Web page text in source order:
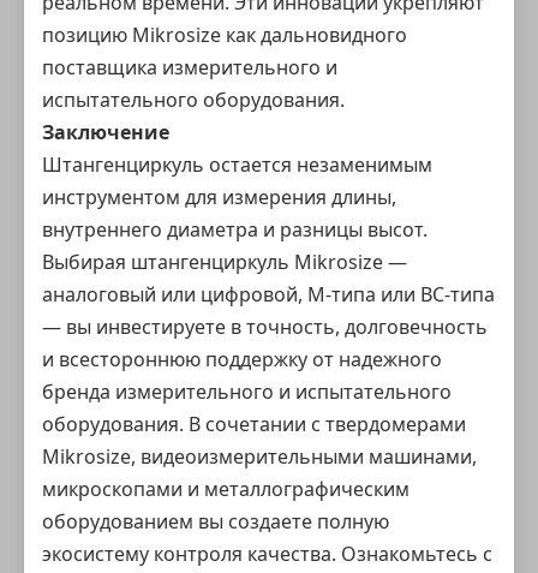
позицию Mikrosize как дальновидного
поставщика измерительного и
испытательного оборудования.
Заключение
Штангенциркуль остается незаменимым
инструментом для измерения длины,
внутреннего диаметра и разницы высот.
Выбирая штангенциркуль Mikrosize —
аналоговый или цифровой, M-типа или BC-типа
— вы инвестируете в точность, долговечность
и всестороннюю поддержку от надежного
бренда измерительного и испытательного
оборудования. В сочетании с твердомерами
Mikrosize, видеоизмерительными машинами,
микроскопами и металлографическим
оборудованием вы создаете полную
экосистему контроля качества. Ознакомьтесь с